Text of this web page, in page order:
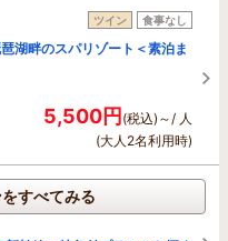
ツイン 食事なし
湖畔のスパリゾート＜素泊ま
5,500円(税込)～/ 人
(大人2名利用時)
すべてみる